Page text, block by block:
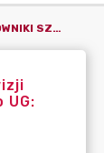
PISMO RADNEGO GMINY BOBROWNIKI SZYMONA CIEŚLI WS. POMINIĘCIA W PRZEKAZANIU INFORMACJI O WIZJI LOKALNEJ NA TERENIE DAWNEGO SZYBU KOPALNIANEGO W BOBROWNIKACH Z DNIA 25.01.2024 (WPŁYW DO UG: 26.01.2024)